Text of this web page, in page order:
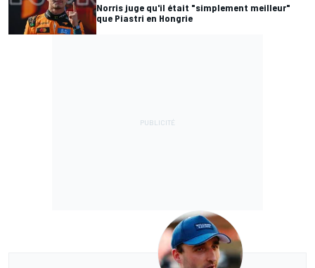
Norris juge qu'il était "simplement meilleur"
que Piastri en Hongrie